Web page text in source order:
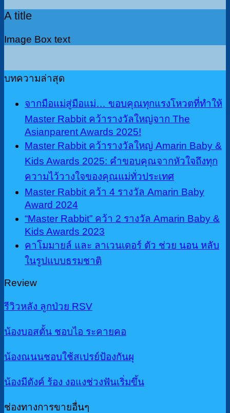
A title
Image Box text
บทความล่าสุด
จากมือแม่สู่มือแม่… ขอบคุณทุกแรงโหวตที่ทำให้
Master Rabbit คว้ารางวัลใหญ่จาก The
Asianparent Awards 2025!
Master Rabbit คว้ารางวัลใหญ่ Amarin Baby &
Kids Awards 2025: คำขอบคุณจากหัวใจถึงทุก
ความไว้วางใจของคุณแม่ทั่วประเทศ
Master Rabbit คว้า 4 รางวัล Amarin Baby
Award 2024
“Master Rabbit” คว้า 2 รางวัล Amarin Baby &
Kids Awards 2023
คาโมมายล์ และ ลาเวนเดอร์ ตัว ช่วย นอน หลับ
ในรูปแบบธรมชาติ
Review
รีวิวหลัง ลูกป่วย RSV
น้องบอสตั้น ชอบไอ ระคายคอ
น้องณนนชอบใช้สเปรย์ป้องกันผุ
น้องมีตังค์ ร้อง งอแงช่วงฟันเริ่มขึ้น
ช่องทางการขายอื่นๆ